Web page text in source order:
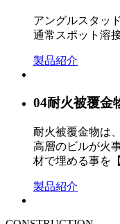
アングルスタッ
通常スポット溶
製品紹介
04耐火被覆金
耐火被覆金物は
高層のビルが火
材で埋める事を
製品紹介